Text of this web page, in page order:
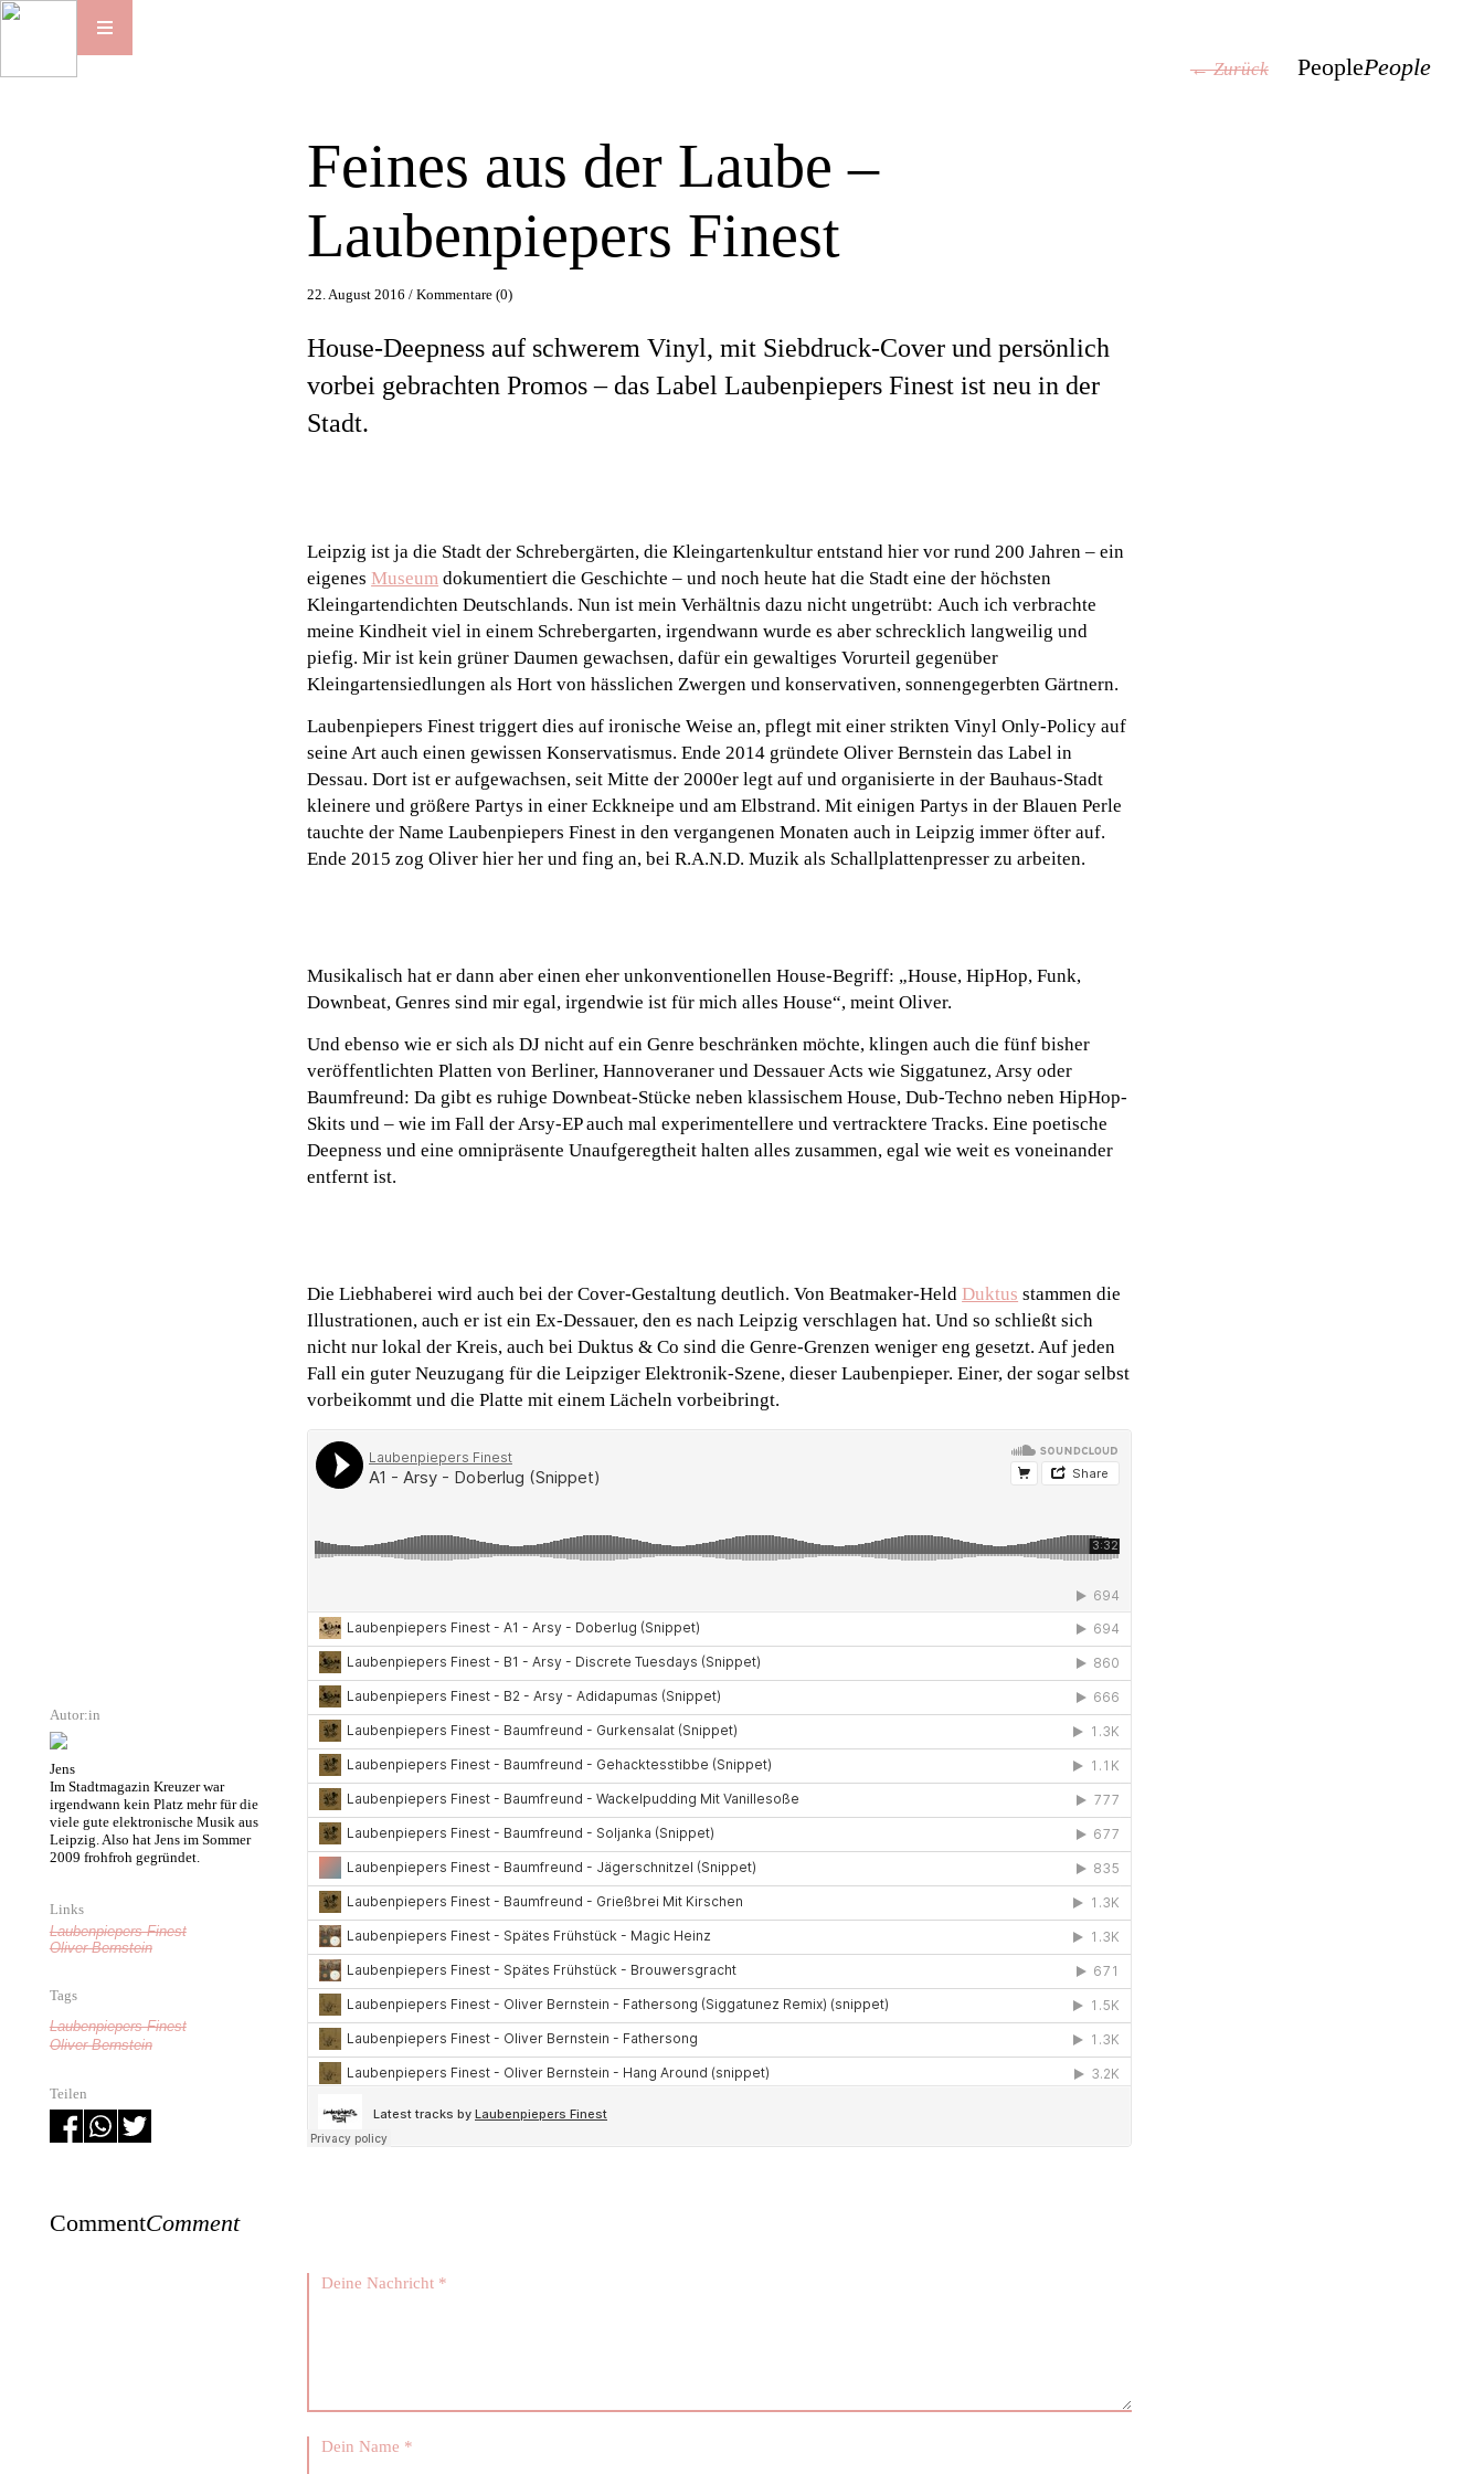
← Zurück PeoplePeople
Autor:in
Jens
Im Stadtmagazin Kreuzer war
irgendwann kein Platz mehr für die
viele gute elektronische Musik aus
Leipzig. Also hat Jens im Sommer
2009 frohfroh gegründet.
Links
Laubenpiepers Finest
Oliver Bernstein
Tags
Laubenpiepers Finest
Oliver Bernstein
Teilen
Feines aus der Laube –
Laubenpiepers Finest
22. August 2016 /Kommentare (0)
House-Deepness auf schwerem Vinyl, mit Siebdruck-Cover und persönlich
vorbei gebrachten Promos – das Label Laubenpiepers Finest ist neu in der
Stadt.
Leipzig ist ja die Stadt der Schrebergärten, die Kleingartenkultur entstand hier vor rund 200 Jahren – ein
eigenesMuseum dokumentiert die Geschichte – und noch heute hat die Stadt eine der höchsten
Kleingartendichten Deutschlands. Nun ist mein Verhältnis dazu nicht ungetrübt: Auch ich verbrachte
meine Kindheit viel in einem Schrebergarten, irgendwann wurde es aber schrecklich langweilig und
piefig. Mir ist kein grüner Daumen gewachsen, dafür ein gewaltiges Vorurteil gegenüber
Kleingartensiedlungen als Hort von hässlichen Zwergen und konservativen, sonnengegerbten Gärtnern.
Laubenpiepers Finest triggert dies auf ironische Weise an, pflegt mit einer strikten Vinyl Only-Policy auf
seine Art auch einen gewissen Konservatismus. Ende 2014 gründete Oliver Bernstein das Label in
Dessau. Dort ist er aufgewachsen, seit Mitte der 2000er legt auf und organisierte in der Bauhaus-Stadt
kleinere und größere Partys in einer Eckkneipe und am Elbstrand. Mit einigen Partys in der Blauen Perle
tauchte der Name Laubenpiepers Finest in den vergangenen Monaten auch in Leipzig immer öfter auf.
Ende 2015 zog Oliver hier her und fing an, bei R.A.N.D. Muzik als Schallplattenpresser zu arbeiten.
Musikalisch hat er dann aber einen eher unkonventionellen House-Begriff: „House, HipHop, Funk,
Downbeat, Genres sind mir egal, irgendwie ist für mich alles House“, meint Oliver.
Und ebenso wie er sich als DJ nicht auf ein Genre beschränken möchte, klingen auch die fünf bisher
veröffentlichten Platten von Berliner, Hannoveraner und Dessauer Acts wie Siggatunez, Arsy oder
Baumfreund: Da gibt es ruhige Downbeat-Stücke neben klassischem House, Dub-Techno neben HipHop-
Skits und – wie im Fall der Arsy-EP auch mal experimentellere und vertracktere Tracks. Eine poetische
Deepness und eine omnipräsente Unaufgeregtheit halten alles zusammen, egal wie weit es voneinander
entfernt ist.
Die Liebhaberei wird auch bei der Cover-Gestaltung deutlich. Von Beatmaker-HeldDuktus stammen die
Illustrationen, auch er ist ein Ex-Dessauer, den es nach Leipzig verschlagen hat. Und so schließt sich
nicht nur lokal der Kreis, auch bei Duktus & Co sind die Genre-Grenzen weniger eng gesetzt. Auf jeden
Fall ein guter Neuzugang für die Leipziger Elektronik-Szene, dieser Laubenpieper. Einer, der sogar selbst
vorbeikommt und die Platte mit einem Lächeln vorbeibringt.
CommentComment